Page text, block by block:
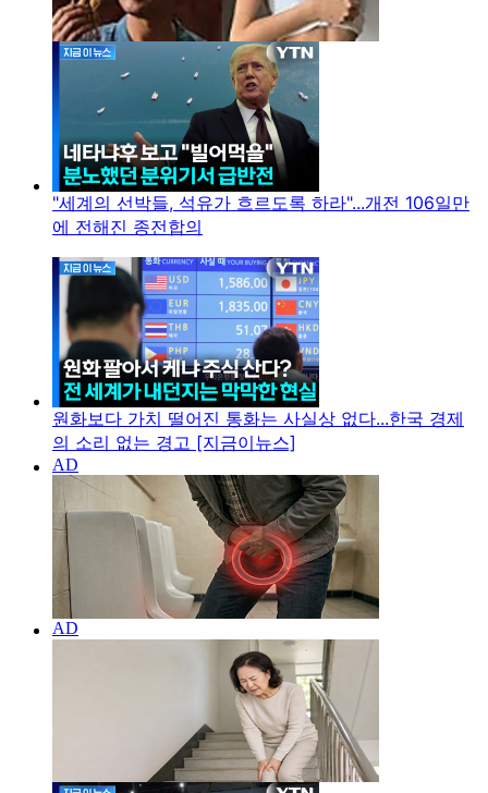
"세계의 선박들, 석유가 흐르도록 하라"...개전 106일만
에 전해진 종전합의
원화보다 가치 떨어진 통화는 사실상 없다...한국 경제
의 소리 없는 경고 [지금이뉴스]